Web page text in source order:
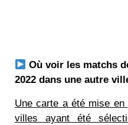
Où voir les matchs
2022 dans une autre
Une carte a été mise
villes ayant été